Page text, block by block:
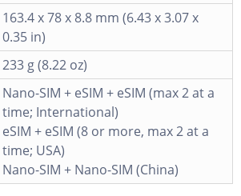
163.4 x 78 x 8.8 mm (6.43 x 3.07 x
0.35 in)
233 g (8.22 oz)
Nano-SIM + eSIM + eSIM (max 2 at a
time; International)
eSIM + eSIM (8 or more, max 2 at a
time; USA)
Nano-SIM + Nano-SIM (China)